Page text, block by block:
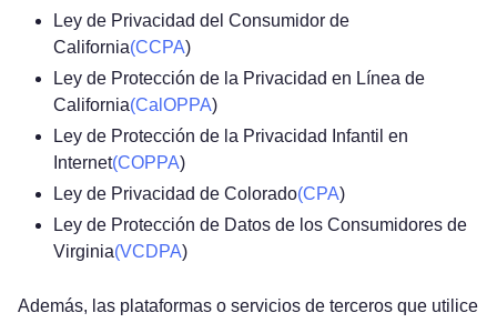
Ley de Privacidad del Consumidor de
California(CCPA)
Ley de Protección de la Privacidad en Línea de
California(CalOPPA)
Ley de Protección de la Privacidad Infantil en
Internet(COPPA)
Ley de Privacidad de Colorado(CPA)
Ley de Protección de Datos de los Consumidores de
Virginia(VCDPA)
Además, las plataformas o servicios de terceros que utilice